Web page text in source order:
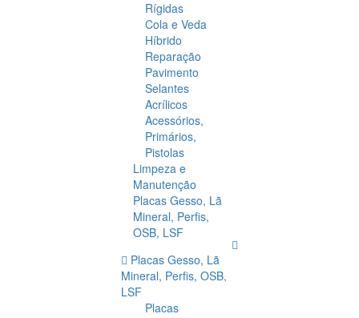
Rígidas
Cola e Veda
Híbrido
Reparação
Pavimento
Selantes
Acrílicos
Acessórios,
Primários,
Pistolas
Limpeza e
Manutenção
Placas Gesso, Lã
Mineral, Perfis,
OSB, LSF
Placas Gesso, Lã
Mineral, Perfis, OSB,
LSF
Placas